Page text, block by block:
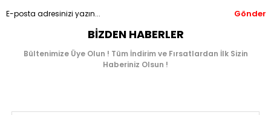
Gönder
BIZDEN HABERLER
Bültenimize Üye Olun ! Tüm İndirim ve Fırsatlardan İlk Sizin
Haberiniz Olsun !